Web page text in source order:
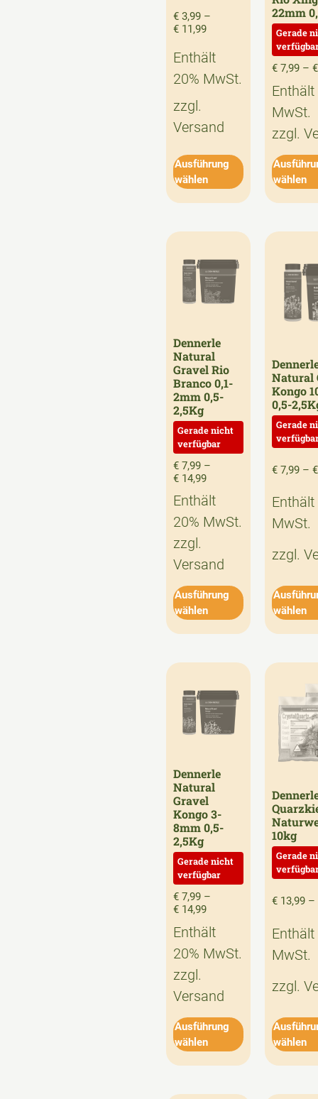
€ 3,99 –
€ 11,99
Enthält
20% MwSt.
zzgl.
Versand
Ausführung
wählen
22mm
€ 7,99 – €
Enthält
MwSt.
zzgl.
wählen
Dennerle
Natural
Gravel Rio
Branco 0,1-
2mm 0,5-
2,5Kg
€ 7,99 –
€ 14,99
Enthält
20% MwSt.
zzgl.
Versand
Ausführung
wählen
Natural
Kongo
0,5-
€ 7,99 – €
Enthält
MwSt.
zzgl.
wählen
Dennerle
Natural
Gravel
Kongo 3-
8mm 0,5-
2,5Kg
€ 7,99 –
€ 14,99
Enthält
20% MwSt.
zzgl.
Versand
Ausführung
wählen
10kg
€ 13,99 –
Enthält
MwSt.
zzgl.
wählen